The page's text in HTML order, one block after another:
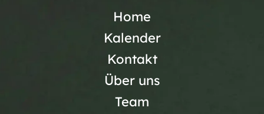
Home
Kalender
Kontakt
Über uns
Team